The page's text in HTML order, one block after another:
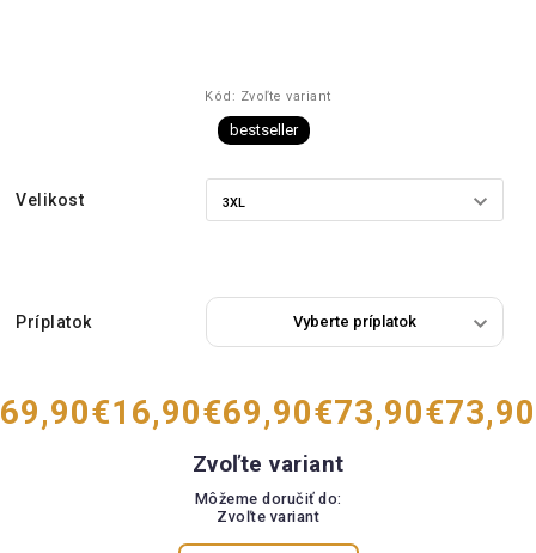
Kód: Zvoľte variant
bestseller
Velikost
Príplatok
€16,90€69,90€73,90€73,90
Zvoľte variant
Môžeme doručiť do:
Zvoľte variant